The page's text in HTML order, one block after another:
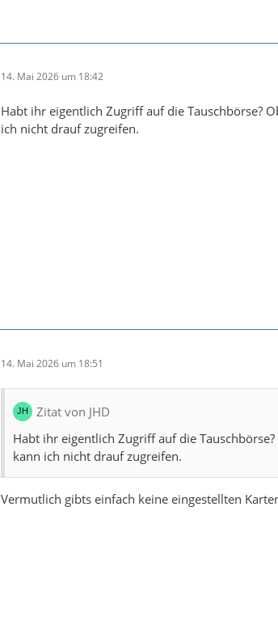
14. Mai 2026 um 18:42
Habt ihr eigentlich Zugriff auf die Tauschbörse?
ich nicht drauf zugreifen.
14. Mai 2026 um 18:51
Zitat von JHD
Habt ihr eigentlich Zugriff auf die
kann ich nicht drauf zugreifen.
Vermutlich gibts einfach keine eingestellten